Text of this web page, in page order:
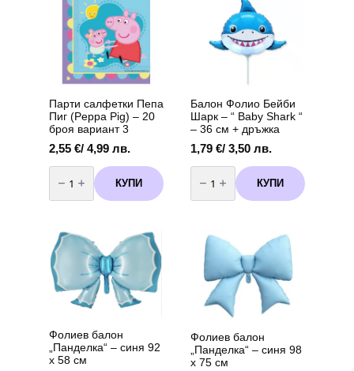
Парти салфетки Пепа
Пиг (Peppa Pig) – 20
броя вариант 3
2,55 €/ 4,99 лв.
количество
за
Парти
салфетки
(Peppa
Pig)
-
20
броя
вариант
КУПИ
Балон Фолио Бейби
Шарк – “ Baby Shark “
– 36 см + дръжка
1,79 €/ 3,50 лв.
количество
за
Балон
Фолио
Baby
Shark
КУПИ
Фолиев балон
„Панделка“ – синя 92
х 58 см
Фолиев балон
„Панделка“ – синя 98
х 75 см